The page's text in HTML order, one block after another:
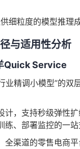
细粒度的模型推理
与适用性分析
Quick Service
业精调小模型”的
计，支持秒级弹性
、部署监控的一站
全渠道的零售电商